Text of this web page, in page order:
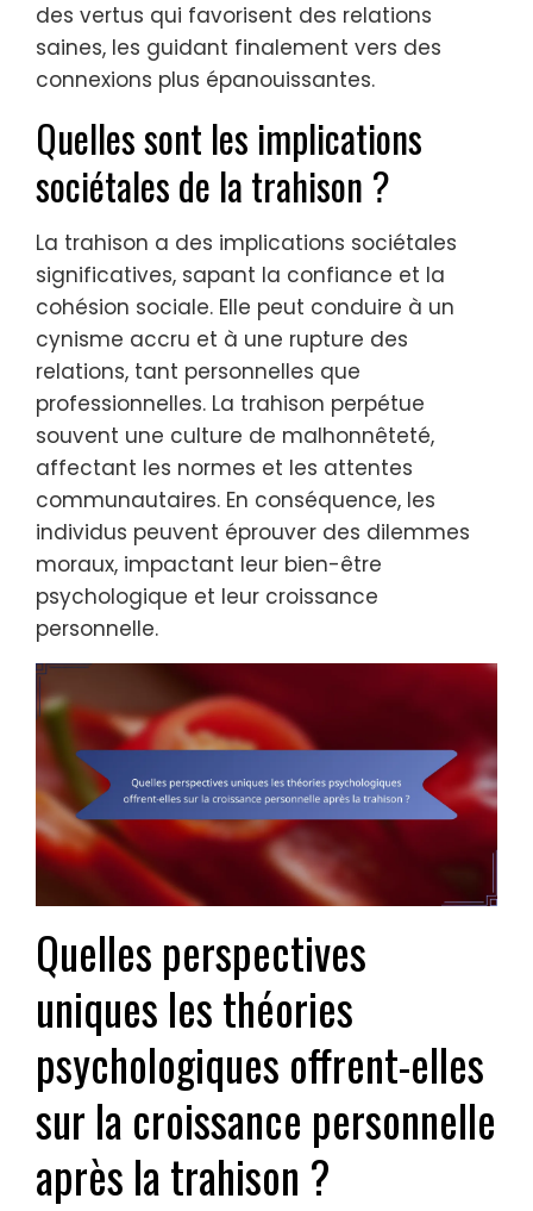
des vertus qui favorisent des relations
saines, les guidant finalement vers des
connexions plus épanouissantes.
Quelles sont les implications
sociétales de la trahison ?
La trahison a des implications sociétales
significatives, sapant la confiance et la
cohésion sociale. Elle peut conduire à un
cynisme accru et à une rupture des
relations, tant personnelles que
professionnelles. La trahison perpétue
souvent une culture de malhonnêteté,
affectant les normes et les attentes
communautaires. En conséquence, les
individus peuvent éprouver des dilemmes
moraux, impactant leur bien-être
psychologique et leur croissance
personnelle.
Quelles perspectives
uniques les théories
psychologiques offrent-elles
sur la croissance personnelle
après la trahison ?